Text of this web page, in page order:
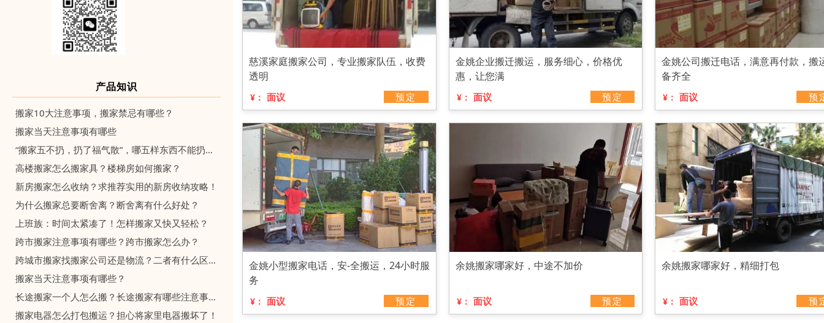
产品知识
搬家10大注意事项，搬家禁忌有哪些？
搬家当天注意事项有哪些
“搬家五不扔，扔了福气散”，哪五样东西不能扔？留着有什么价值
高楼搬家怎么搬家具？楼梯房如何搬家？
新房搬家怎么收纳？求推荐实用的新房收纳攻略！
为什么搬家总要断舍离？断舍离有什么好处？
上班族：时间太紧凑了！怎样搬家又快又轻松？
跨市搬家注意事项有哪些？跨市搬家怎么办？
跨城市搬家找搬家公司还是物流？二者有什么区别？
搬家当天注意事项有哪些？
长途搬家一个人怎么搬？长途搬家有哪些注意事项？
搬家电器怎么打包搬运？担心将家里电器搬坏了！
慈溪家庭搬家公司，专业搬家队伍，收费
透明
¥： 面议 预定
金姚企业搬迁搬运，服务细心，价格优
惠，让您满
¥： 面议 预定
金姚公司搬迁电话，满意再付款，搬
备齐全
¥： 面议 预
金姚小型搬家电话，安-全搬运，24小时服
务
¥： 面议 预定
余姚搬家哪家好，中途不加价
¥： 面议 预定
余姚搬家哪家好，精细打包
¥： 面议 预